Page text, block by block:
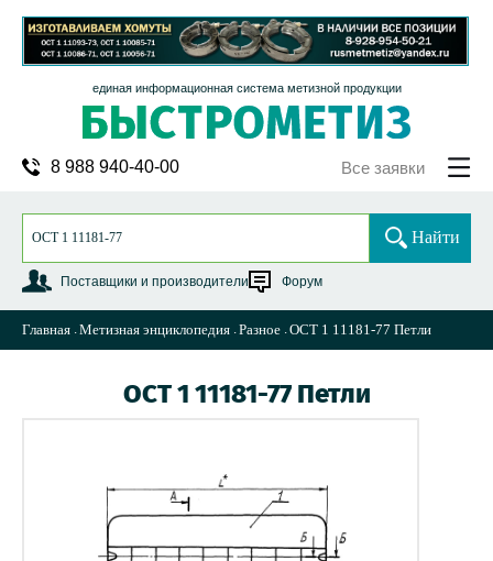
единая информационная система метизной продукции
8 988 940-40-00 Все заявки
Поставщики и производители Форум
Найти
Главная Метизная энциклопедия Разное ОСТ 1 11181-77 Петли
ОСТ 1 11181-77 Петли